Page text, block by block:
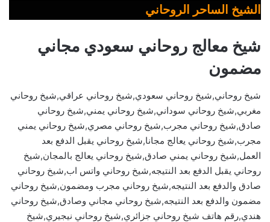
الشيخ الساحر الروحاني
شيخ معالج روحاني سعودي مجاني
مضمون
شيخ روحاني,شيخ روحاني سعودي,شيخ روحاني عراقي,شيخ روحاني
مغربي,شيخ روحاني سوداني,شيخ روحاني يمني,شيخ روحاني
صادق,شيخ روحاني مجرب,شيخ روحاني مصري,شيخ روحاني يمني
مجرب,شيخ روحاني يعالج مجانا,شيخ روحاني يقبل الدفع بعد
العمل,شيخ روحاني يمني صادق,شيخ روحاني يعالج بالمجان,شيخ
روحاني يقبل الدفع بعد النتيجه,شيخ روحاني واتس اب,شيخ روحاني
صادق والدفع بعد النتيجه,شيخ روحاني مجرب ومضمون,شيخ روحاني
مضمون والدفع بعد النتيجه,شيخ روحاني مجاني وصادق,شيخ روحاني
هندي,رقم هاتف شيخ روحاني جزائري,شيخ روحاني نيجيري,شيخ